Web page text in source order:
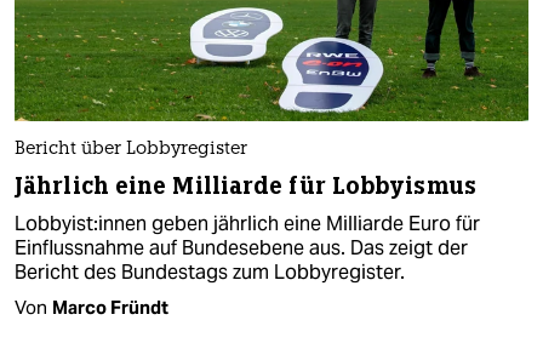
Bericht über Lobbyregister
Jährlich eine Milliarde für Lobbyismus
Lob­by­is­t:in­nen geben jährlich eine Milliarde Euro für
Einflussnahme auf Bundesebene aus. Das zeigt der
Bericht des Bundestags zum Lobbyregister.
Von Marco Fründt